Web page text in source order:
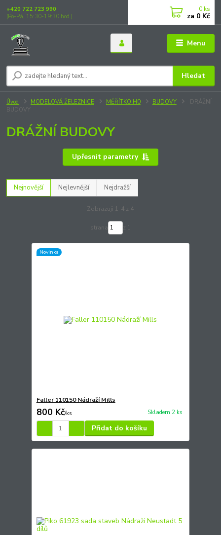
Menu
Hledat
+420 722 723 990
(Po-Pá, 15:30-19:30 hod.)
0 ks
za 0 Kč
Úvod MODELOVÁ ŽELEZNICE MĚŘÍTKO H0 BUDOVY
DRÁŽNÍ
BUDOVY
DRÁŽNÍ BUDOVY
Upřesnit parametry
Nejnovější Nejlevnější Nejdražší
Zobrazuji 1-4 z 4
strana z 1
Novinka
Faller 110150 Nádraží Mills
800 Kč/ks Skladem 2 ks
Přidat do košíku